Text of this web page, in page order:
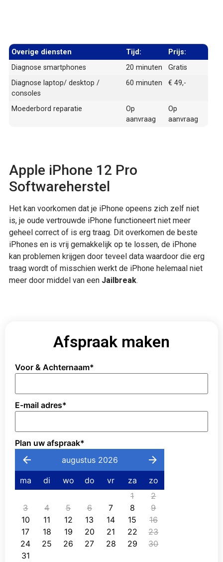
Overige diensten Tijd:
Prijs:
Diagnose smartphones
20 minuten
Gratis
Diagnose laptop/ desktop /
consoles
60 minuten € 49,-
Moederbord reparatie
Op
aanvraag
Op
aanvraag
Apple iPhone 12 Pro
Softwareherstel
Het kan voorkomen dat je iPhone opeens zich zelf niet
is, je oude vertrouwde iPhone functioneert niet meer
geheel correct of is erg traag. Dit overkomen de beste
iPhones en is vrij gemakkelijk op te lossen, de iPhone
kan problemen krijgen door teveel data waardoor die erg
traag wordt of misschien werkt de iPhone helemaal niet
meer door middel van een Jailbreak.
Afspraak maken
Voor & Achternaam*
E-mail adres*
Plan uw afspraak*
augustus 2026
ma di wo do vr za
zo
1
2
3
4 5 6 7 8
9
10
11 12 13 14 15
16
17
18 19 20 21 22
23
24
25 26 27 28 29
30
31